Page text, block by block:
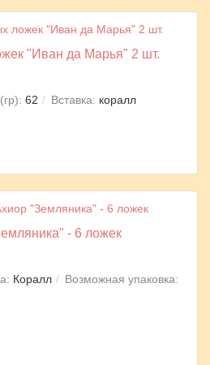
"Иван да Марья" 2 шт.
62 Вставка: коралл
- 6 ложек
Коралл
Возможная упаковка: